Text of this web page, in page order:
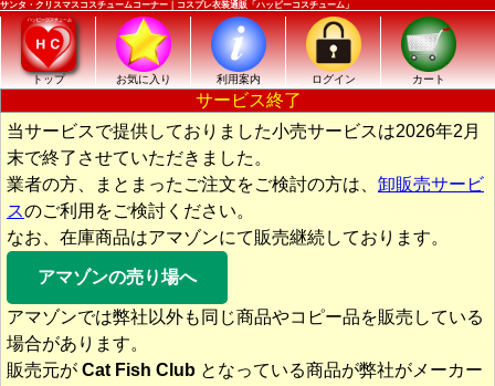
サンタ・クリスマスコスチュームコーナー｜コスプレ衣装通販「ハッピーコスチューム」
トップ お気に入り 利用案内 ログイン カート
サービス終了
当サービスで提供しておりました小売サービスは2026年2月
末で終了させていただきました。
業者の方、まとまったご注文をご検討の方は、 卸販売サービ
スのご利用をご検討ください。
なお、在庫商品はアマゾンにて販売継続しております。
アマゾンの売り場へ
アマゾンでは弊社以外も同じ商品やコピー品を販売している
場合があります。
販売元が Cat Fish Club となっている商品が弊社がメーカー